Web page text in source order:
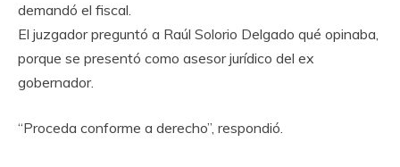
demandó el fiscal.
El juzgador preguntó a Raúl Solorio Delgado qué opinaba,
porque se presentó como asesor jurídico del ex
gobernador.
“Proceda conforme a derecho”, respondió.